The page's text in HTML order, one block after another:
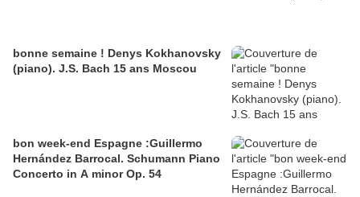
bonne semaine ! Denys Kokhanovsky
(piano). J.S. Bach 15 ans Moscou
bon week-end Espagne :Guillermo
Hernández Barrocal. Schumann Piano
Concerto in A minor Op. 54